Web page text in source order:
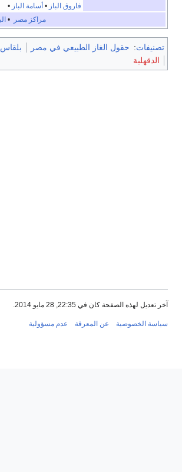
أسامة الباز•
البوابة
حقول الغاز الطبيعي في مصر بلقاس، الدقهلية
كان في 22:35, 28 مايو 2014.
عن المعرفة عدم مسؤولية